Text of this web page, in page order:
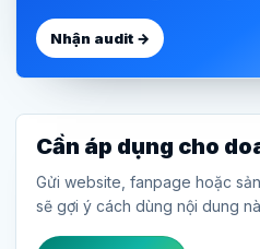
Nhận audit →
Cần áp dụng cho
Gửi website, fanpage hoặc
sẽ gợi ý cách dùng nội dung